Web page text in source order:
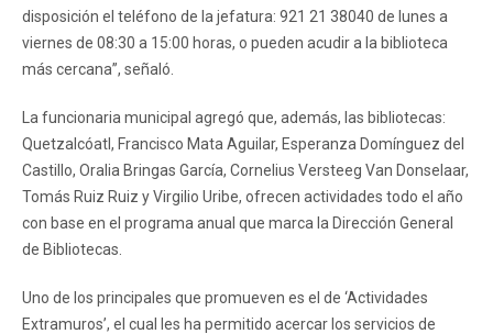
disposición el teléfono de la jefatura: 921 21 38040 de lunes a
viernes de 08:30 a 15:00 horas, o pueden acudir a la biblioteca
más cercana”, señaló.
La funcionaria municipal agregó que, además, las bibliotecas:
Quetzalcóatl, Francisco Mata Aguilar, Esperanza Domínguez del
Castillo, Oralia Bringas García, Cornelius Versteeg Van Donselaar,
Tomás Ruiz Ruiz y Virgilio Uribe, ofrecen actividades todo el año
con base en el programa anual que marca la Dirección General
de Bibliotecas.
Uno de los principales que promueven es el de ‘Actividades
Extramuros’, el cual les ha permitido acercar los servicios de